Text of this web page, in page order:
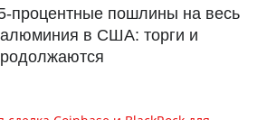
процентные пошлины на весь
алюминия в США: торги и